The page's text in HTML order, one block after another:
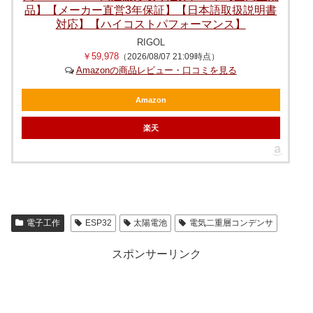
品】【メーカー直営3年保証】【日本語取扱説明書
対応】【ハイコストパフォーマンス】
RIGOL
￥59,978（2026/08/07 21:09時点）
Amazonの商品レビュー・口コミを見る
Amazon
楽天
電子工作 ESP32 太陽電池 電気二重層コンデンサ
スポンサーリンク